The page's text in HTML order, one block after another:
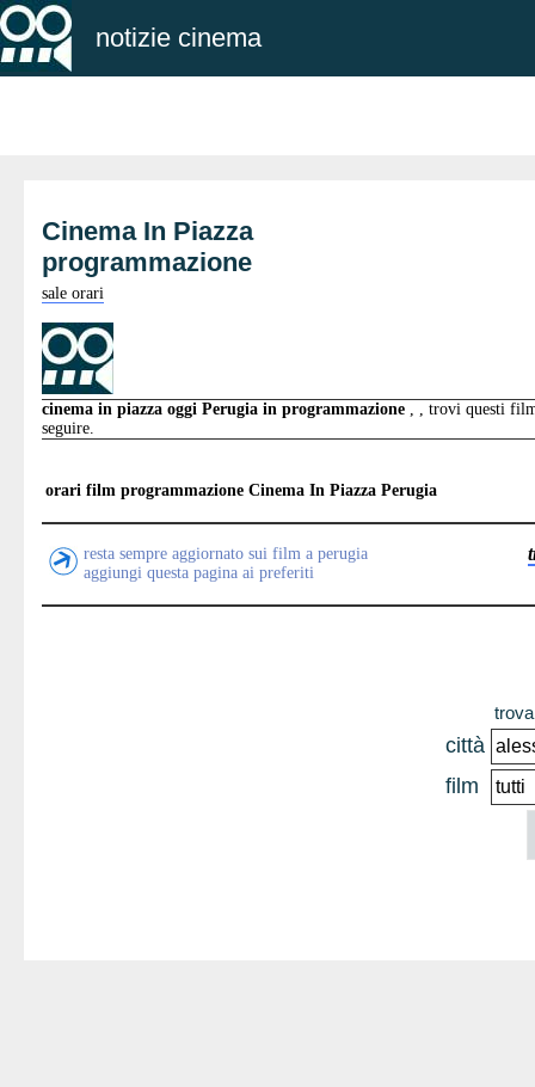
notizie cinema
Cinema In Piazza
programmazione
sale orari
cinema in piazza oggi Perugia in programmazione , , trovi questi
seguire.
orari film programmazione Cinema In Piazza Perugia
resta sempre aggiornato sui film a perugia
aggiungi questa pagina ai preferiti
città
film